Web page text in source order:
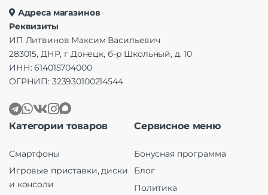
Адреса магазинов
Реквизиты
ИП Литвинов Максим Васильевич
283015, ДНР, г Донецк, б-р Школьный, д. 10
ИНН: 614015704000
ОГРНИП: 323930100214544
Категории товаров
Смартфоны
Игровые приставки, диски
и консоли
Сервисное меню
Бонусная программа
Блог
Политика